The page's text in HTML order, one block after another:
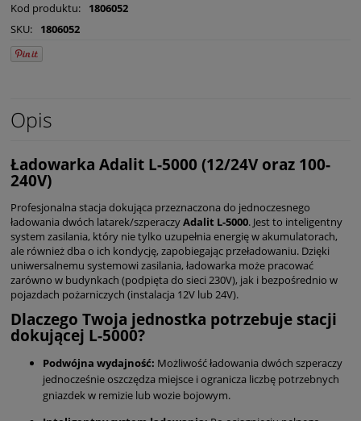
Kod produktu:
1806052
SKU:
1806052
Opis
Ładowarka Adalit L-5000 (12/24V oraz 100-
240V)
Profesjonalna stacja dokująca przeznaczona do jednoczesnego
ładowania dwóch latarek/szperaczyAdalit L-5000. Jest to inteligentny
system zasilania, który nie tylko uzupełnia energię w akumulatorach,
ale również dba o ich kondycję, zapobiegając przeładowaniu. Dzięki
uniwersalnemu systemowi zasilania, ładowarka może pracować
zarówno w budynkach (podpięta do sieci 230V), jak i bezpośrednio w
pojazdach pożarniczych (instalacja 12V lub 24V).
Dlaczego Twoja jednostka potrzebuje stacji
dokującej L-5000?
Podwójna wydajność: Możliwość ładowania dwóch szperaczy
jednocześnie oszczędza miejsce i ogranicza liczbę potrzebnych
gniazdek w remizie lub wozie bojowym.